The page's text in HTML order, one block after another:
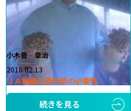
小木曽 章治
2018.02.13
ＪＡ組織と青年部の必要性
続きを見る